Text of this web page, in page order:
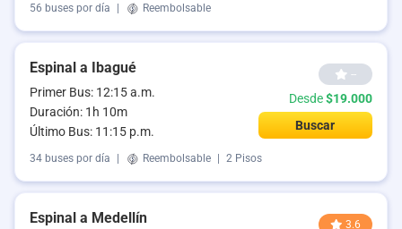
56 buses por día Reembolsable
Espinal a Ibagué
Primer Bus: 12:15 a.m.
Duración: 1h 10m
Último Bus: 11:15 p.m.
--
Desde$19.000
Buscar
34 buses por día Reembolsable 2 Pisos
Espinal a Medellín 3.6